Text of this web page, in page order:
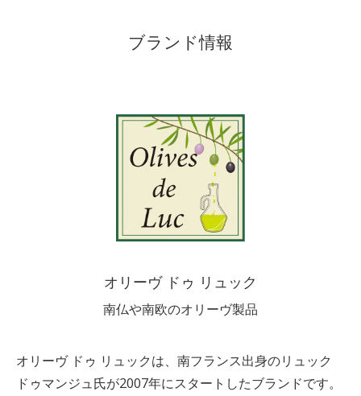
ブランド情報
オリーヴ ドゥ リュック
南仏や南欧のオリーヴ製品
オリーヴ ドゥ リュックは、南フランス出身のリュック
ドゥマンジュ氏が2007年にスタートしたブランドです。